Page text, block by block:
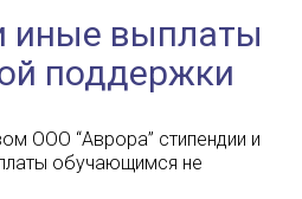
иные выплаты
поддержки
ООО “Аврора” стипендии и
обучающимся не